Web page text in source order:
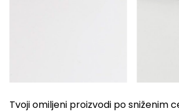
Tvoji omiljeni proizvodi po sniženim